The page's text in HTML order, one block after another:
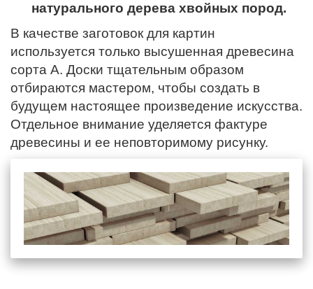
натурального дерева хвойных пород.
В качестве заготовок для картин
используется только высушенная древесина
сорта А. Доски тщательным образом
отбираются мастером, чтобы создать в
будущем настоящее произведение искусства.
Отдельное внимание уделяется фактуре
древесины и ее неповторимому рисунку.